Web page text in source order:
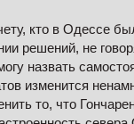
кто в Одессе
решений, не
назвать
изменится
то, что